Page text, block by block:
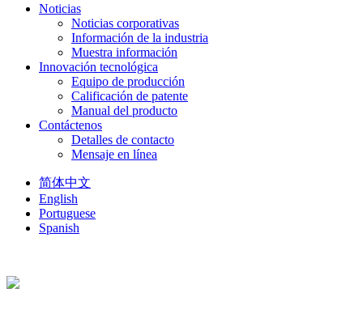
Noticias
Noticias corporativas
Información de la industria
Muestra información
Innovación tecnológica
Equipo de producción
Calificación de patente
Manual del producto
Contáctenos
Detalles de contacto
Mensaje en línea
简体中文
English
Portuguese
Spanish